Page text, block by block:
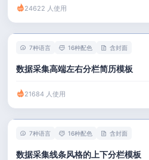
24622 人使用
7种语言 16种配色 含封面
数据采集高端左右分栏简历模板
21684 人使用
7种语言 16种配色 含封面
数据采集线条风格的上下分栏模板